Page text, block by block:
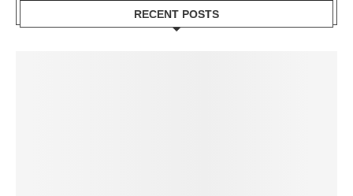
RECENT POSTS